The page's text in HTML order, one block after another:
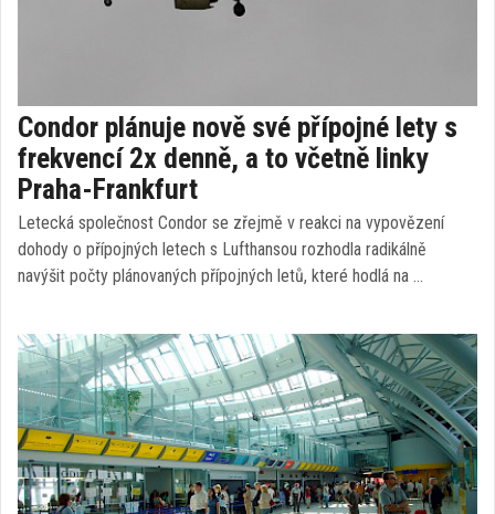
Condor plánuje nově své přípojné lety s
frekvencí 2x denně, a to včetně linky
Praha-Frankfurt
Letecká společnost Condor se zřejmě v reakci na vypovězení
dohody o přípojných letech s Lufthansou rozhodla radikálně
navýšit počty plánovaných přípojných letů, které hodlá na …